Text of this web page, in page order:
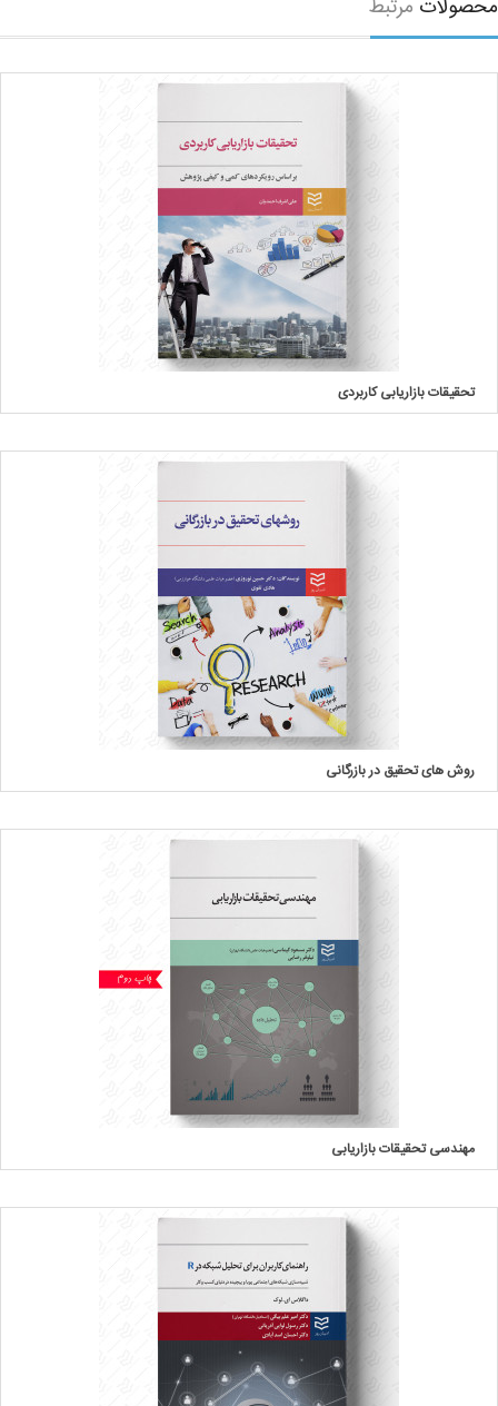
مرتبط
تحقیقات بازاریابی کاربردی
روش های تحقیق در بازرگانی
مهندسی تحقیقات بازاریابی